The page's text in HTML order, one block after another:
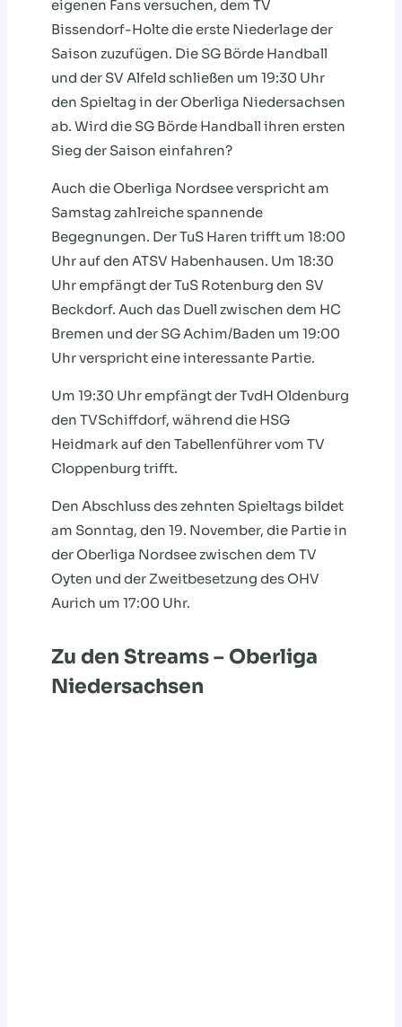
eigenen Fans versuchen, dem TV
Bissendorf-Holte die erste Niederlage der
Saison zuzufügen. Die SG Börde Handball
und der SV Alfeld schließen um 19:30 Uhr
den Spieltag in der Oberliga Niedersachsen
ab. Wird die SG Börde Handball ihren ersten
Sieg der Saison einfahren?
Auch die Oberliga Nordsee verspricht am
Samstag zahlreiche spannende
Begegnungen. Der TuS Haren trifft um 18:00
Uhr auf den ATSV Habenhausen. Um 18:30
Uhr empfängt der TuS Rotenburg den SV
Beckdorf. Auch das Duell zwischen dem HC
Bremen und der SG Achim/Baden um 19:00
Uhr verspricht eine interessante Partie.
Um 19:30 Uhr empfängt der TvdH Oldenburg
den TVSchiffdorf, während die HSG
Heidmark auf den Tabellenführer vom TV
Cloppenburg trifft.
Den Abschluss des zehnten Spieltags bildet
am Sonntag, den 19. November, die Partie in
der Oberliga Nordsee zwischen dem TV
Oyten und der Zweitbesetzung des OHV
Aurich um 17:00 Uhr.
Zu den Streams – Oberliga
Niedersachsen